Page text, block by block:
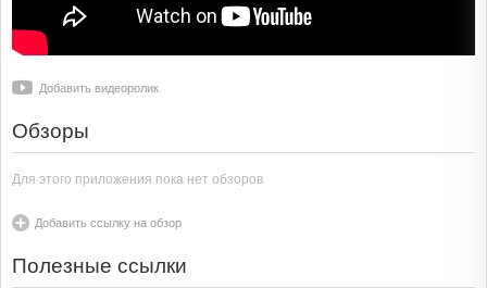
Добавить видеоролик
Обзоры
Для этого приложения пока нет обзоров
Добавить ссылку на обзор
Полезные ссылки